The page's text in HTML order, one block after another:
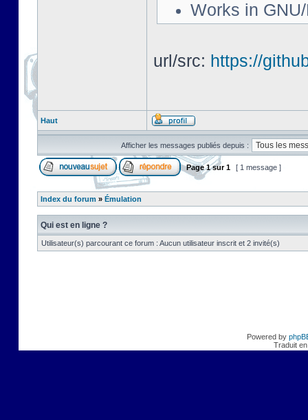
Works in
url/src: https://
Haut
Afficher les messages publiés depuis :
Page1sur1 [ 1 message ]
Index du forum » Émulation
Qui est en ligne ?
Utilisateur(s) parcourant ce forum : Aucun utilisateur inscrit et 2 invité(s)
Powered by
Traduit